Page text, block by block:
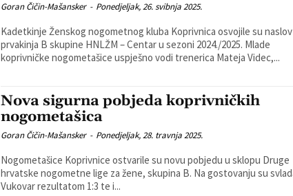
Goran Čičin-Mašansker - Ponedjeljak, 26. svibnja 2025.
Kadetkinje Ženskog nogometnog kluba Koprivnica osvojile su naslov
prvakinja B skupine HNLŽM – Centar u sezoni 2024./2025. Mlade
koprivničke nogometašice uspješno vodi trenerica Mateja Videc,...
Nova sigurna pobjeda koprivničkih
nogometašica
Goran Čičin-Mašansker - Ponedjeljak, 28. travnja 2025.
Nogometašice Koprivnice ostvarile su novu pobjedu u sklopu Druge
hrvatske nogometne lige za žene, skupina B. Na gostovanju su svladale
Vukovar rezultatom 1:3 te i...